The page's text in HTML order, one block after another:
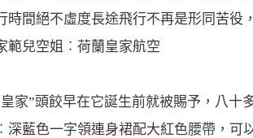
時間絕不虛度長途飛行不再是形同苦
範兒空姐︰荷蘭皇家航空
家”頭餃早在它誕生前就被賜予，八
深藍色一字領連身裙配大紅色腰帶 ，可